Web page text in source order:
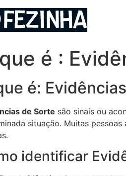
é :
é:
de Sorte são sinais ou
situação. Muitas
identificar